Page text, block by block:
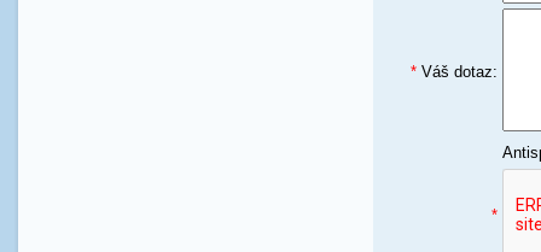
* Váš dotaz:
*